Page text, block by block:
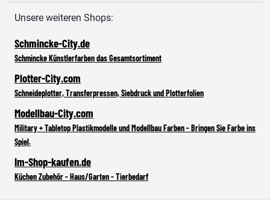
Unsere weiteren Shops:
Schmincke-City.de
Schmincke Künstlerfarben das Gesamtsortiment
Plotter-City.com
Schneideplotter, Transferpressen, Siebdruck und Plotterfolien
Modellbau-City.com
Military + Tabletop Plastikmodelle und Modellbau Farben - Bringen Sie Farbe ins
Spiel.
Im-Shop-kaufen.de
Küchen Zubehör - Haus/Garten - Tierbedarf